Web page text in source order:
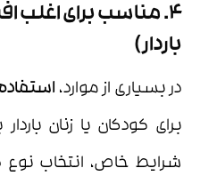
4. مناسب برای اغلب
باردار)
در بسیاری از موارد،
برای کودکان یا زنان
شرایط خاص، انتخاب نوع